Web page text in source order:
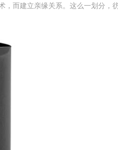
而建立亲缘关系。这么一划分，